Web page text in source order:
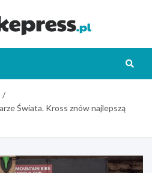
Świata. Kross znów najlepszą